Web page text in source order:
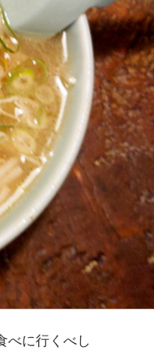
べに行くべし